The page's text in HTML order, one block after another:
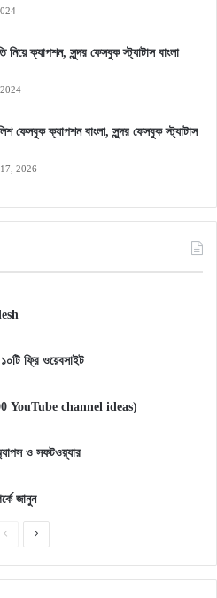
ক্যাপশন, সুন্দর ফেসবুক স্ট্যাটাস বাংলা
ফেসবুক ক্যাপশন বাংলা, সুন্দর ফেসবুক স্ট্যাটাস
2026
ফ্রি ওয়েবসাইট
YouTube channel ideas)
ও সফটওয়্যার
জানুন
PreviousNext